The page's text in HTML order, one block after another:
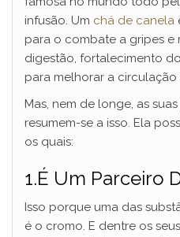
infusão. Um chá de canela
para o combate a gripes e
digestão, fortalecimento
para melhorar a circulação
Mas, nem de longe, as
resumem-se a isso. Ela
os quais:
1.É Um Parceiro
Isso porque uma das
é o cromo. E dentre os